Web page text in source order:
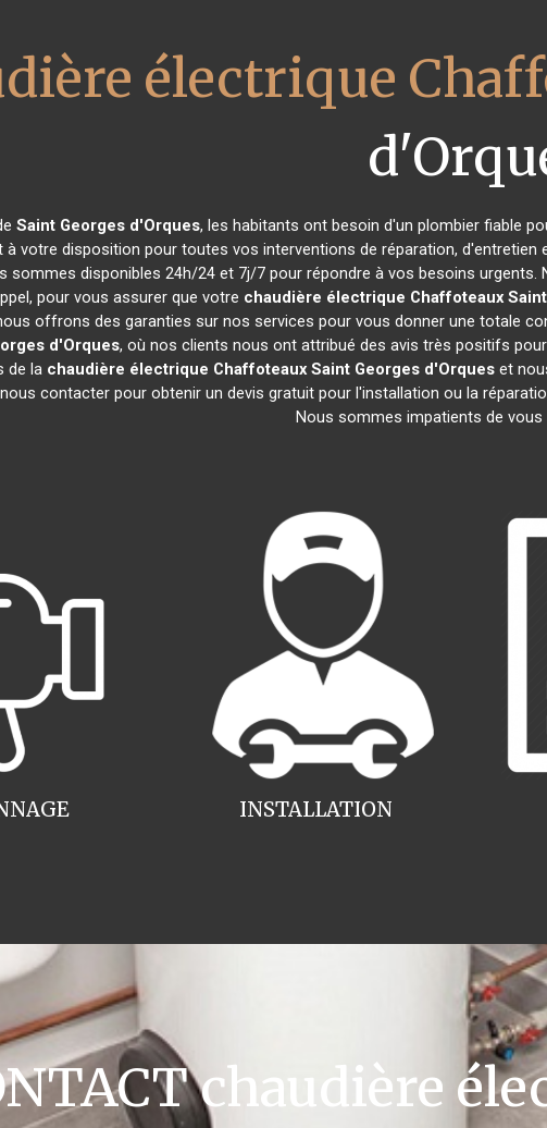
électrique
Saint Georges d'Orques, les habitants ont besoin d'un plombier fiable
à votre disposition pour toutes vos interventions de réparation, d'entretien
sommes disponibles 24h/24 et 7j/7 pour répondre à vos besoins
pour vous assurer que votre chaudière électrique Chaffoteaux
offrons des garanties sur nos services pour vous donner une totale
d'Orques, où nos clients nous ont attribué des avis très positifs
de la chaudière électrique Chaffoteaux Saint Georges d'Orqueset
contacter pour obtenir un devis gratuit pour l'installation ou la
Nous sommes impatients de vous
INSTALLATION
chaudière